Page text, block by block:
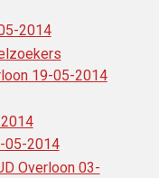
2014
19-05-2014
05-2014
Overloon 03-